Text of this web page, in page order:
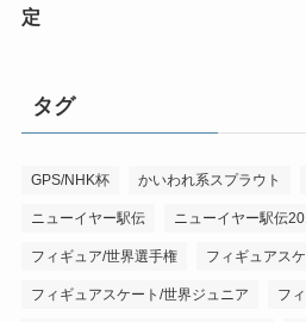
定
タグ
GPS/NHK杯 かいわれ系スプラウト
ニューイヤー駅伝 ニューイヤー駅伝
フィギュア/世界選手権 フィギュアス
フィギュアスケート/世界ジュニア フ